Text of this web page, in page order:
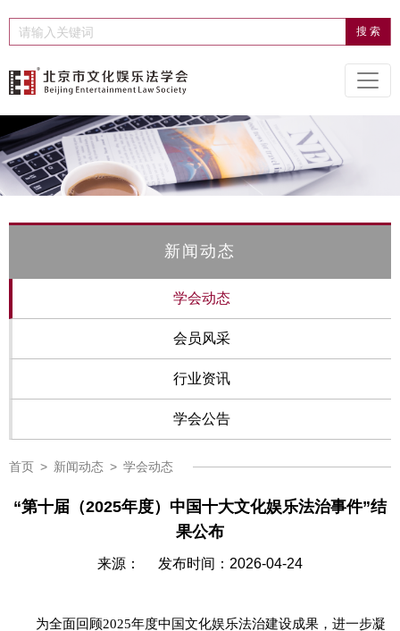
新闻动态
学会动态
会员风采
行业资讯
学会公告
首页 > 新闻动态 > 学会动态